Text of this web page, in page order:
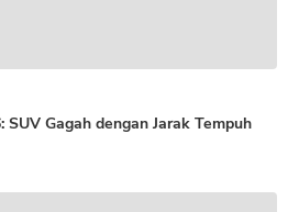
Gagah dengan Jarak Tempuh